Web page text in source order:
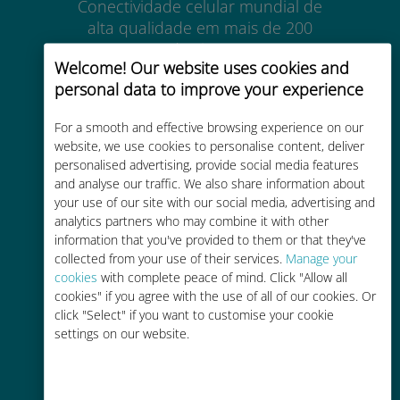
Welcome! Our website uses cookies and
personal data to improve your experience
For a smooth and effective browsing experience on our
website, we use cookies to personalise content, deliver
personalised advertising, provide social media features
and analyse our traffic. We also share information about
your use of our site with our social media, advertising and
analytics partners who may combine it with other
information that you've provided to them or that they've
collected from your use of their services. Manage your
cookies with complete peace of mind. Click "Allow all
cookies" if you agree with the use of all of our cookies. Or
click "Select" if you want to customise your cookie
settings on our website.
Conectividade celular mundial de
alta qualidade em mais de 200
destinos
Custo-benefício
Até 90% mais barato do que as
tarifas de roaming de sua
operadora atual